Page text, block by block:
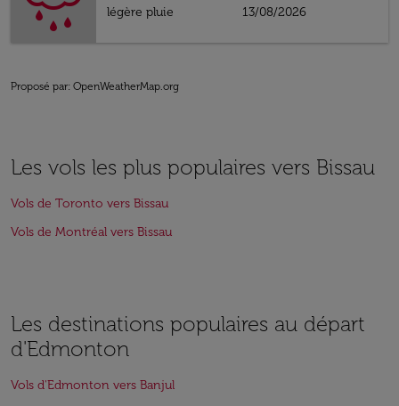
légère pluie
13/08/2026
Proposé par: OpenWeatherMap.org
Les vols les plus populaires vers Bissau
Vols de Toronto vers Bissau
Vols de Montréal vers Bissau
Les destinations populaires au départ
d'Edmonton
Vols d'Edmonton vers Banjul